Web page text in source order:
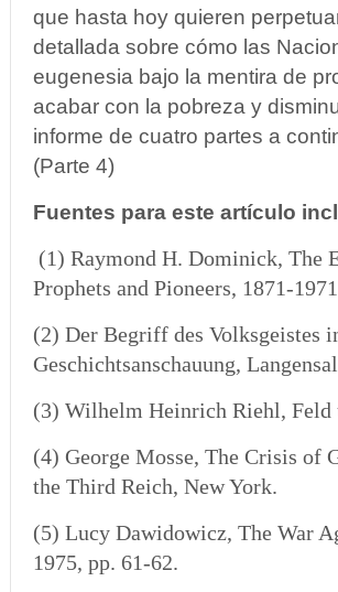
que hasta hoy quieren
detallada sobre cómo las
eugenesia bajo la mentira de
acabar con la pobreza y
informe de cuatro partes a
(Parte 4)
Fuentes para este artículo
(1) Raymond H. Dominick, The
Prophets and Pioneers, 1871-1971
(2) Der Begriff des Volksgeistes
Geschichtsanschauung,
(3) Wilhelm Heinrich Riehl, Feld
(4) George Mosse, The Crisis of
the Third Reich, New York.
(5) Lucy Dawidowicz, The War
1975, pp. 61-62.